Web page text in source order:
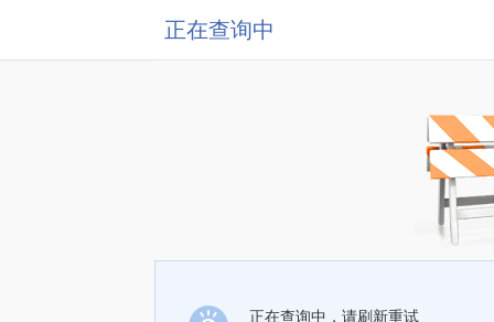
正在查询中
正在查询中，请刷新重试